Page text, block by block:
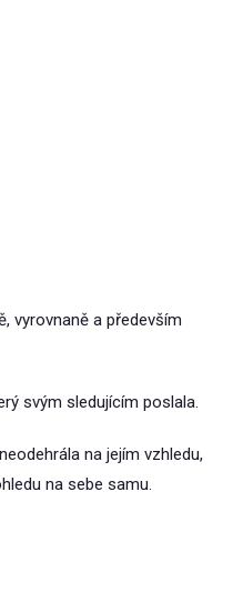
vyrovnaně a především
svým sledujícím poslala.
na jejím vzhledu,
na sebe samu.